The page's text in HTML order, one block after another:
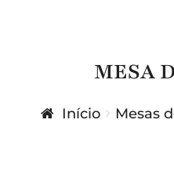
MESA
Início Mesas